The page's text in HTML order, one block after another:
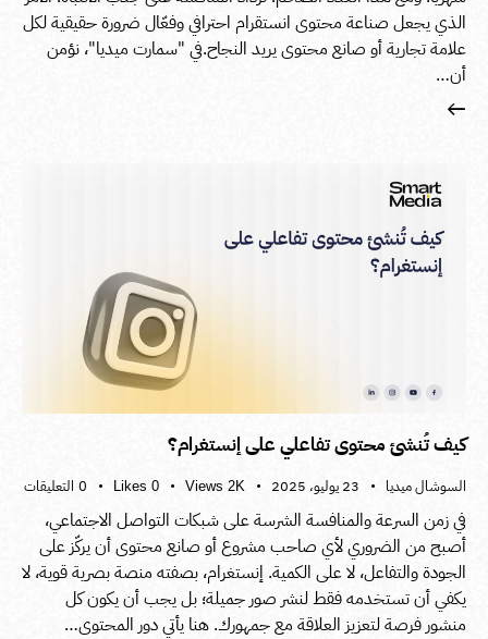
الذي يجعل صناعة محتوى انستقرام احترافي وفعّال ضرورة حقيقية لكل
علامة تجارية أو صانع محتوى يريد النجاح.في "سمارت ميديا"، نؤمن
أن…
كيف تُنشئ محتوى تفاعلي على إنستغرام؟
السوشال ميديا 23 يوليو، 2025 2K
Views
0
Likes
0 التعليقات
في زمن السرعة والمنافسة الشرسة على شبكات التواصل الاجتماعي،
أصبح من الضروري لأي صاحب مشروع أو صانع محتوى أن يركّز على
الجودة والتفاعل، لا على الكمية. إنستغرام، بصفته منصة بصرية قوية، لا
يكفي أن تستخدمه فقط لنشر صور جميلة؛ بل يجب أن يكون كل
منشور فرصة لتعزيز العلاقة مع جمهورك. هنا يأتي دور المحتوى…